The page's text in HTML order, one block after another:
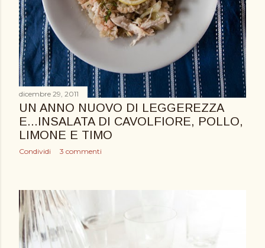
dicembre 29, 2011
UN ANNO NUOVO DI LEGGEREZZA
E...INSALATA DI CAVOLFIORE, POLLO,
LIMONE E TIMO
Condividi 3 commenti